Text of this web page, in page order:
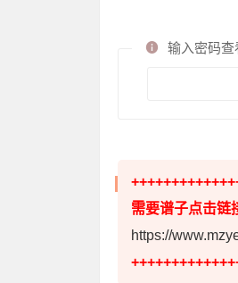
输入密码查
需要谱子点击链
https://